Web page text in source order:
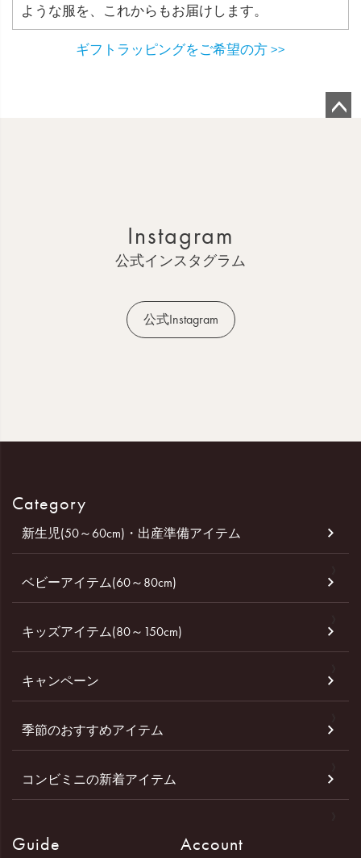
ような服を、これからもお届けします。
ギフトラッピングをご希望の方 >>
Instagram
公式インスタグラム
公式Instagram
Category
新生児(50～60cm)・出産準備アイテム
ベビーアイテム(60～80cm)
キッズアイテム(80～150cm)
キャンペーン
季節のおすすめアイテム
コンビミニの新着アイテム
Guide Account